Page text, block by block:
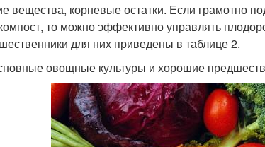
вещества, корневые остатки. Если грамотно
то можно эффективно управлять
для них приведены в таблице 2.
овощные культуры и хорошие